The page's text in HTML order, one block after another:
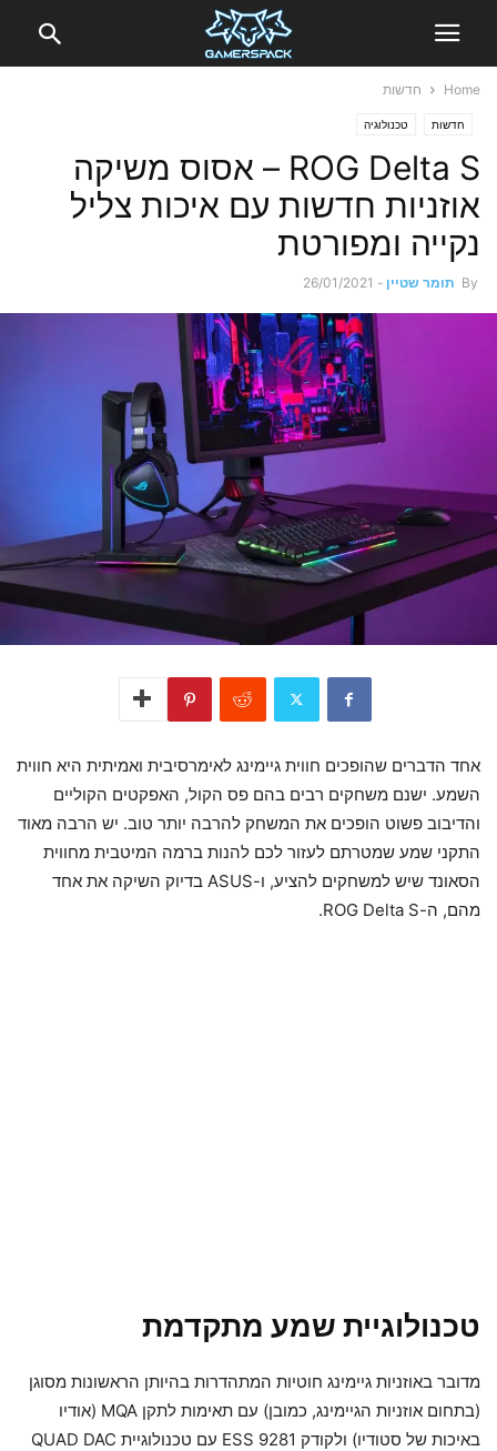
Home חדשות
חדשות טכנולוגיה
ROG Delta S – אסוס משיקה
אוזניות חדשות עם איכות צליל
נקייה ומפורטת
By תומר שטיין -
26/01/2021
אחד הדברים שהופכים חווית גיימינג לאימרסיבית ואמיתית היא חווית
השמע. ישנם משחקים רבים בהם פס הקול, האפקטים הקוליים
והדיבוב פשוט הופכים את המשחק להרבה יותר טוב. יש הרבה מאוד
התקני שמע שמטרתם לעזור לכם להנות ברמה המיטבית מחווית
הסאונד שיש למשחקים להציע, ו-ASUS בדיוק השיקה את אחד
מהם, ה-ROG Delta S.
טכנולוגיית שמע מתקדמת
מדובר באוזניות גיימינג חוטיות המתהדרות בהיותן הראשונות מסוגן
(בתחום אוזניות הגיימינג, כמובן) עם תאימות לתקן MQA (אודיו
באיכות של סטודיו) ולקודק ESS 9281 עם טכנולוגיית QUAD DAC